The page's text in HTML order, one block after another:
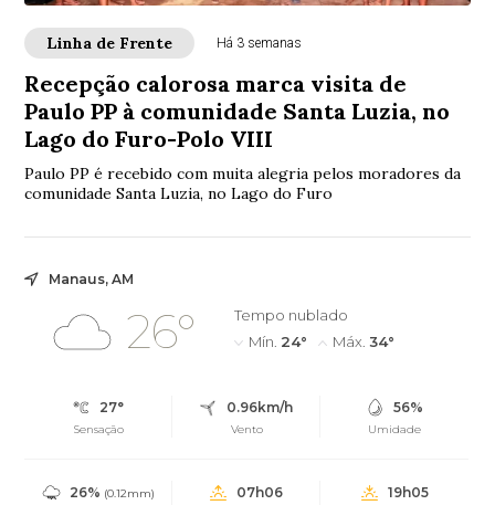
Linha de Frente Há 3 semanas
Recepção calorosa marca visita de
Paulo PP à comunidade Santa Luzia, no
Lago do Furo-Polo VIII
Paulo PP é recebido com muita alegria pelos moradores da
comunidade Santa Luzia, no Lago do Furo
Manaus, AM
26°
Tempo nublado
Mín. 24° Máx. 34°
27°
Sensação
0.96km/h
Vento
56%
Umidade
26% (0.12mm)
07h06 19h05